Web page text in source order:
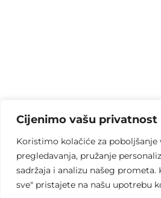
Cijenimo vašu privatnost
Koristimo kolačiće za poboljšanje
pregledavanja, pružanje
sadržaja i analizu našeg
sve" pristajete na našu upotrebu